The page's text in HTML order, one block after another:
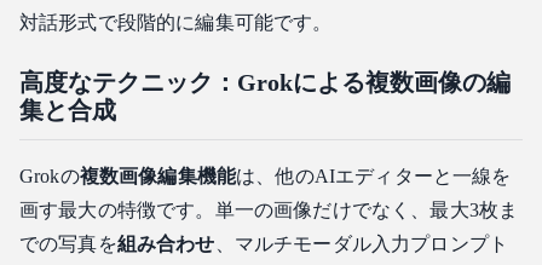
対話形式で段階的に編集可能です。
高度なテクニック：Grokによる複数画像の編
集と合成
Grokの複数画像編集機能は、他のAIエディターと一線を
画す最大の特徴です。単一の画像だけでなく、最大3枚ま
での写真を組み合わせ 、マルチモーダル入力プロンプト